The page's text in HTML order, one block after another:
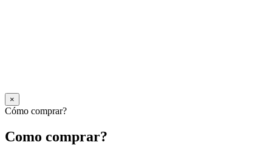
×
Cómo comprar?
Como comprar?